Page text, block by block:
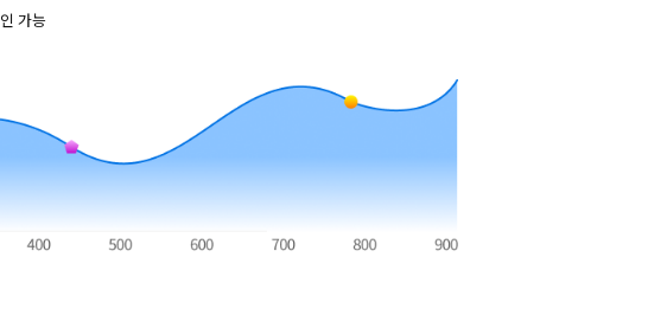
가능